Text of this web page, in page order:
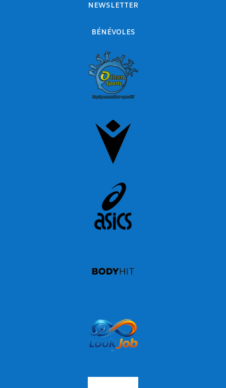
NEWSLETTER
BÉNÉVOLES